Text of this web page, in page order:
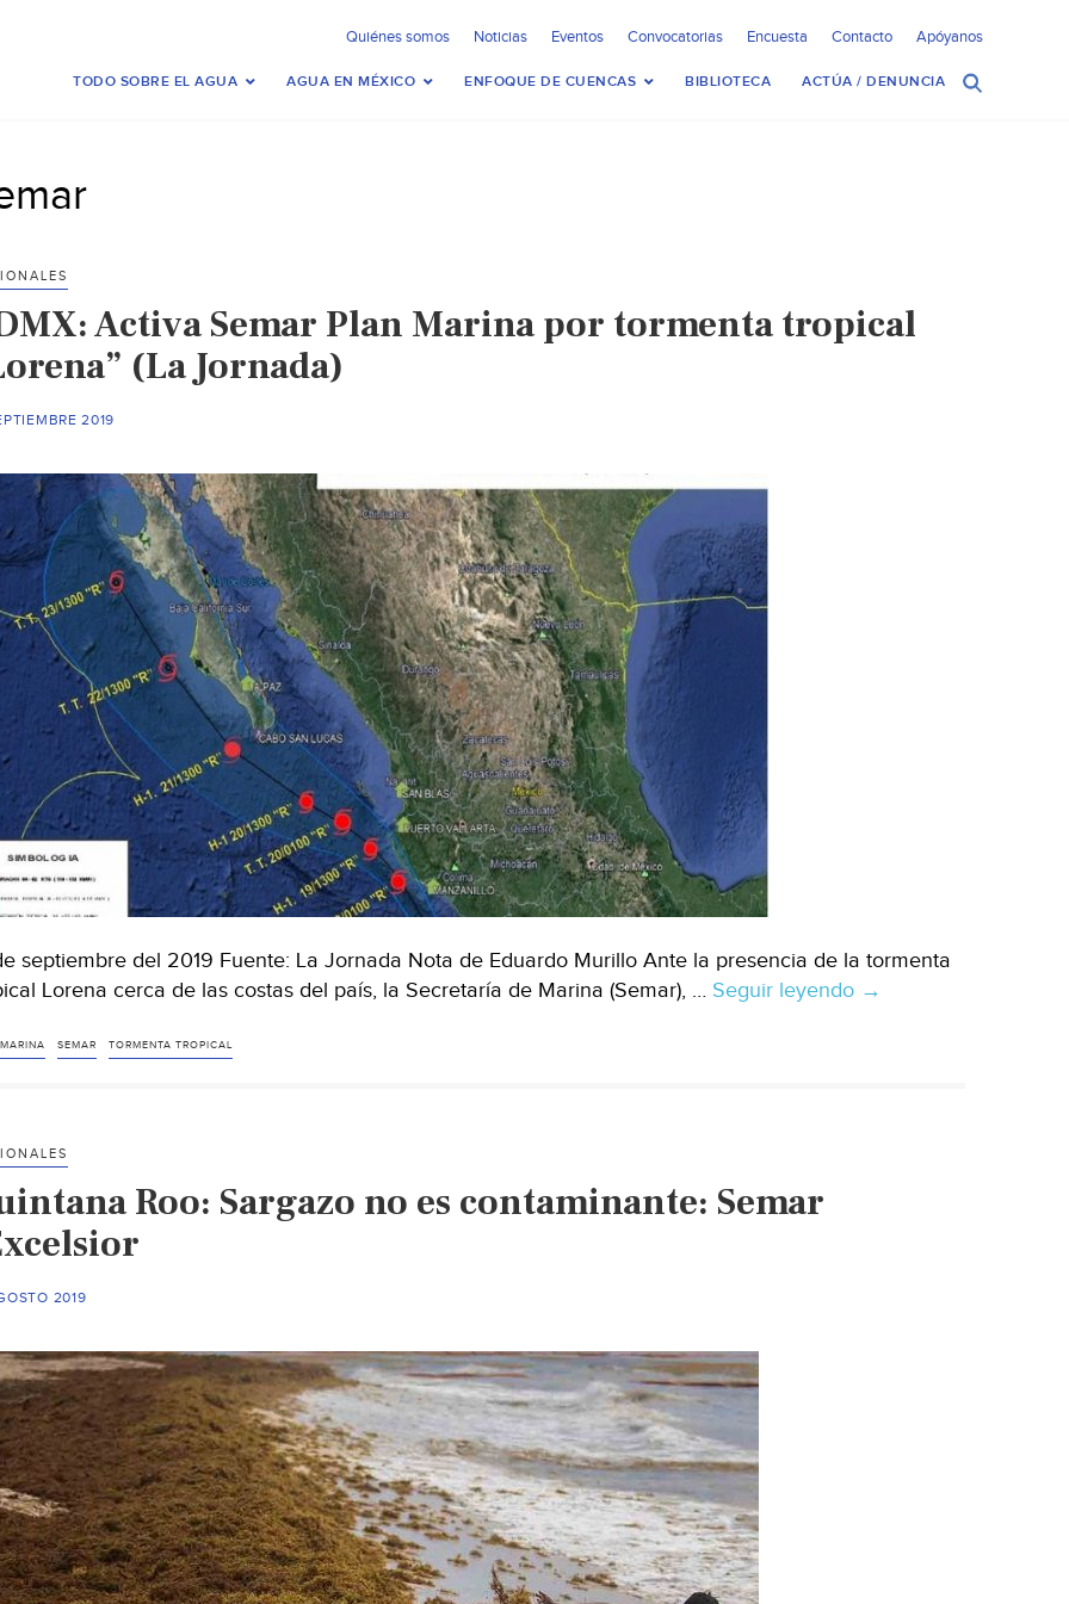
Quiénes somos Noticias Eventos Convocatorias Encuesta Contacto Apóyanos
TODO SOBRE EL AGUA AGUA EN MÉXICO ENFOQUE DE CUENCAS BIBLIOTECA ACTÚA / DENUNCIA
Activa Semar Plan Marina por tormenta tropical
(La Jornada)
2019
septiembre del 2019 Fuente: La Jornada Nota de Eduardo Murillo Ante la presencia de la tormenta
Lorena cerca de las costas del país, la Secretaría de Marina (Semar), … Seguir leyendo CDMX:
→
SEMAR TORMENTA TROPICAL
Roo: Sargazo no es contaminante: Semar
2019